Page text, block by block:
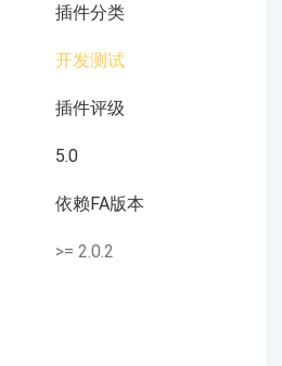
插件分类
开发测试
插件评级
5.0
依赖FA版本
>= 2.0.2